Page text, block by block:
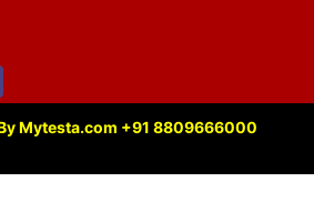
Mytesta.com +91 8809666000